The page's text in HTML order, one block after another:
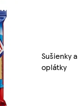
Sušienky a
oplátky